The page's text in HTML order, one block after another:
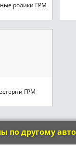
ролики ГРМ
ГРМ
по другому